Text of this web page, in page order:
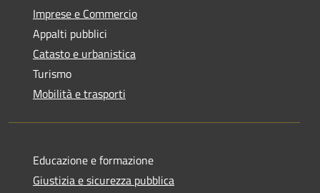
Imprese e Commercio
Appalti pubblici
Catasto e urbanistica
Turismo
Mobilità e trasporti
Educazione e formazione
Giustizia e sicurezza pubblica